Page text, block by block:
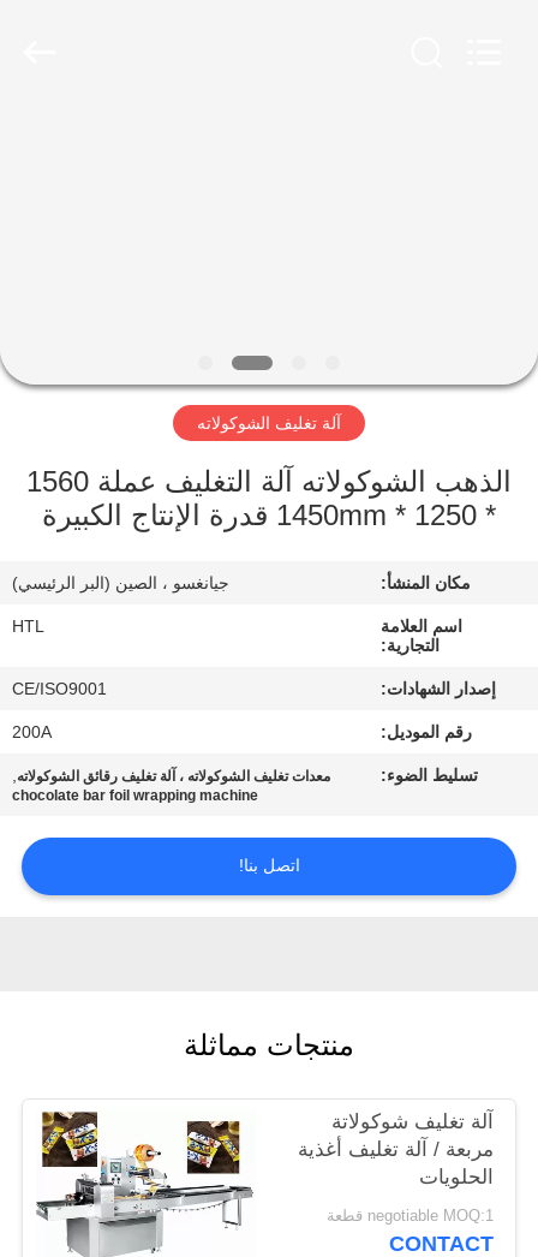
عنا
في
المعمل
مراقبة
الجودة
اطلب
اقتباس
POLICY
آلة تغليف الشوكولاته
الذهب الشوكولاته آلة التغليف عملة 1560
* 1250 * 1450mm قدرة الإنتاج الكبيرة
مكان المنشأ: جيانغسو ، الصين (البر الرئيسي)
اسم العلامة
التجارية:
HTL
إصدار الشهادات: CE/ISO9001
رقم الموديل: 200A
تسليط الضوء: معدات تغليف الشوكولاته ، آلة تغليف رقائق الشوكولاته,
chocolate bar foil wrapping machine
اتصل بنا!
منتجات مماثلة
آلة تغليف شوكولاتة
مربعة / آلة تغليف أغذية
الحلويات
negotiable MOQ:1 قطعة
CONTACT